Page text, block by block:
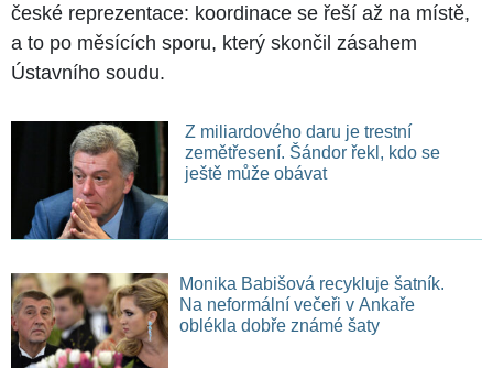
české reprezentace: koordinace se řeší až na místě,
a to po měsících sporu, který skončil zásahem
Ústavního soudu.
Z miliardového daru je trestní
zemětřesení. Šándor řekl, kdo se
ještě může obávat
Monika Babišová recykluje šatník.
Na neformální večeři v Ankaře
oblékla dobře známé šaty